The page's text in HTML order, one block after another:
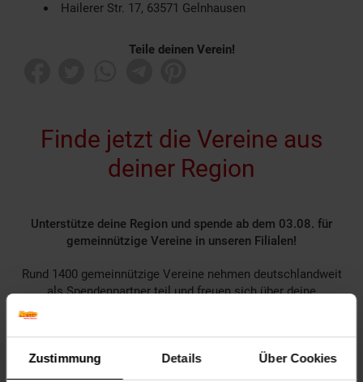
Zustimmung Details Über Cookies
Hailerer Str. 17, 63571 Gelnhausen
Teile deinen Verein!
Finde jetzt die Vereine aus
deiner Region
Unterstütze deine Region und spende ab dem 03.08. für
gemeinnützige Vereine in unseren Filialen!
Rund 1400 gemeinnützige Vereine nehmen deutschlandweit
als Spendenpartner teil und freuen sich über deine
Pfand am Pfandautomaten spendest.